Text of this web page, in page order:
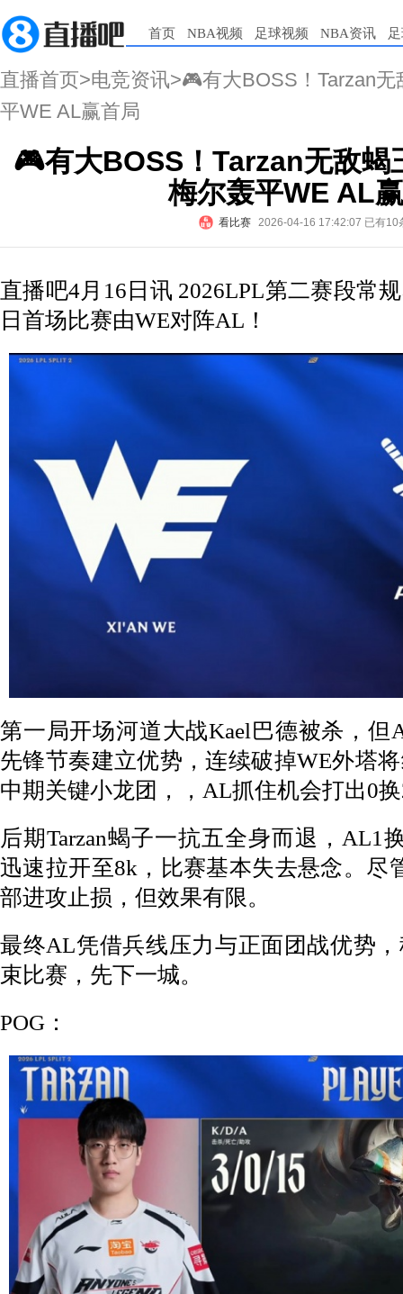
首页 NBA视频 足球视频 NBA资讯
直播首页>电竞资讯>🎮有大BOSS！Tarzan
平WE AL赢首局
🎮有大BOSS！Tarzan无敌
梅尔轰平WE AL
看比赛 2026-04-16 17:42:07 已有10
直播吧4月16日讯 ​2026LPL第二赛段常
日首场比赛由WE对阵AL！
第一局开场河道大战Kael巴德被杀，
先锋节奏建立优势，连续破掉WE外塔
中期关键小龙团，，AL抓住机会打出0
后期Tarzan蝎子一抗五全身而退，AL1
迅速拉开至8k，比赛基本失去悬念。尽
部进攻止损，但效果有限。
最终AL凭借兵线压力与正面团战优势
束比赛，先下一城。
POG：